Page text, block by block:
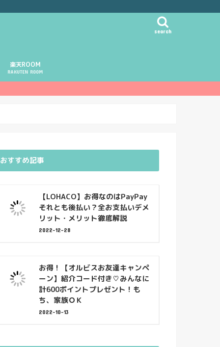
search
楽天ROOM
RAKUTEN ROOM
おすすめ記事
【LOHACO】お得なのはPayPay
それとも後払い？全お支払いデメ
リット・メリット徹底解説
2022-12-28
お得！【オルビスお友達キャンペ
ーン】紹介コード付き♡みんなに
計600ポイントプレゼント！も
ち、家族ＯＫ
2022-10-13